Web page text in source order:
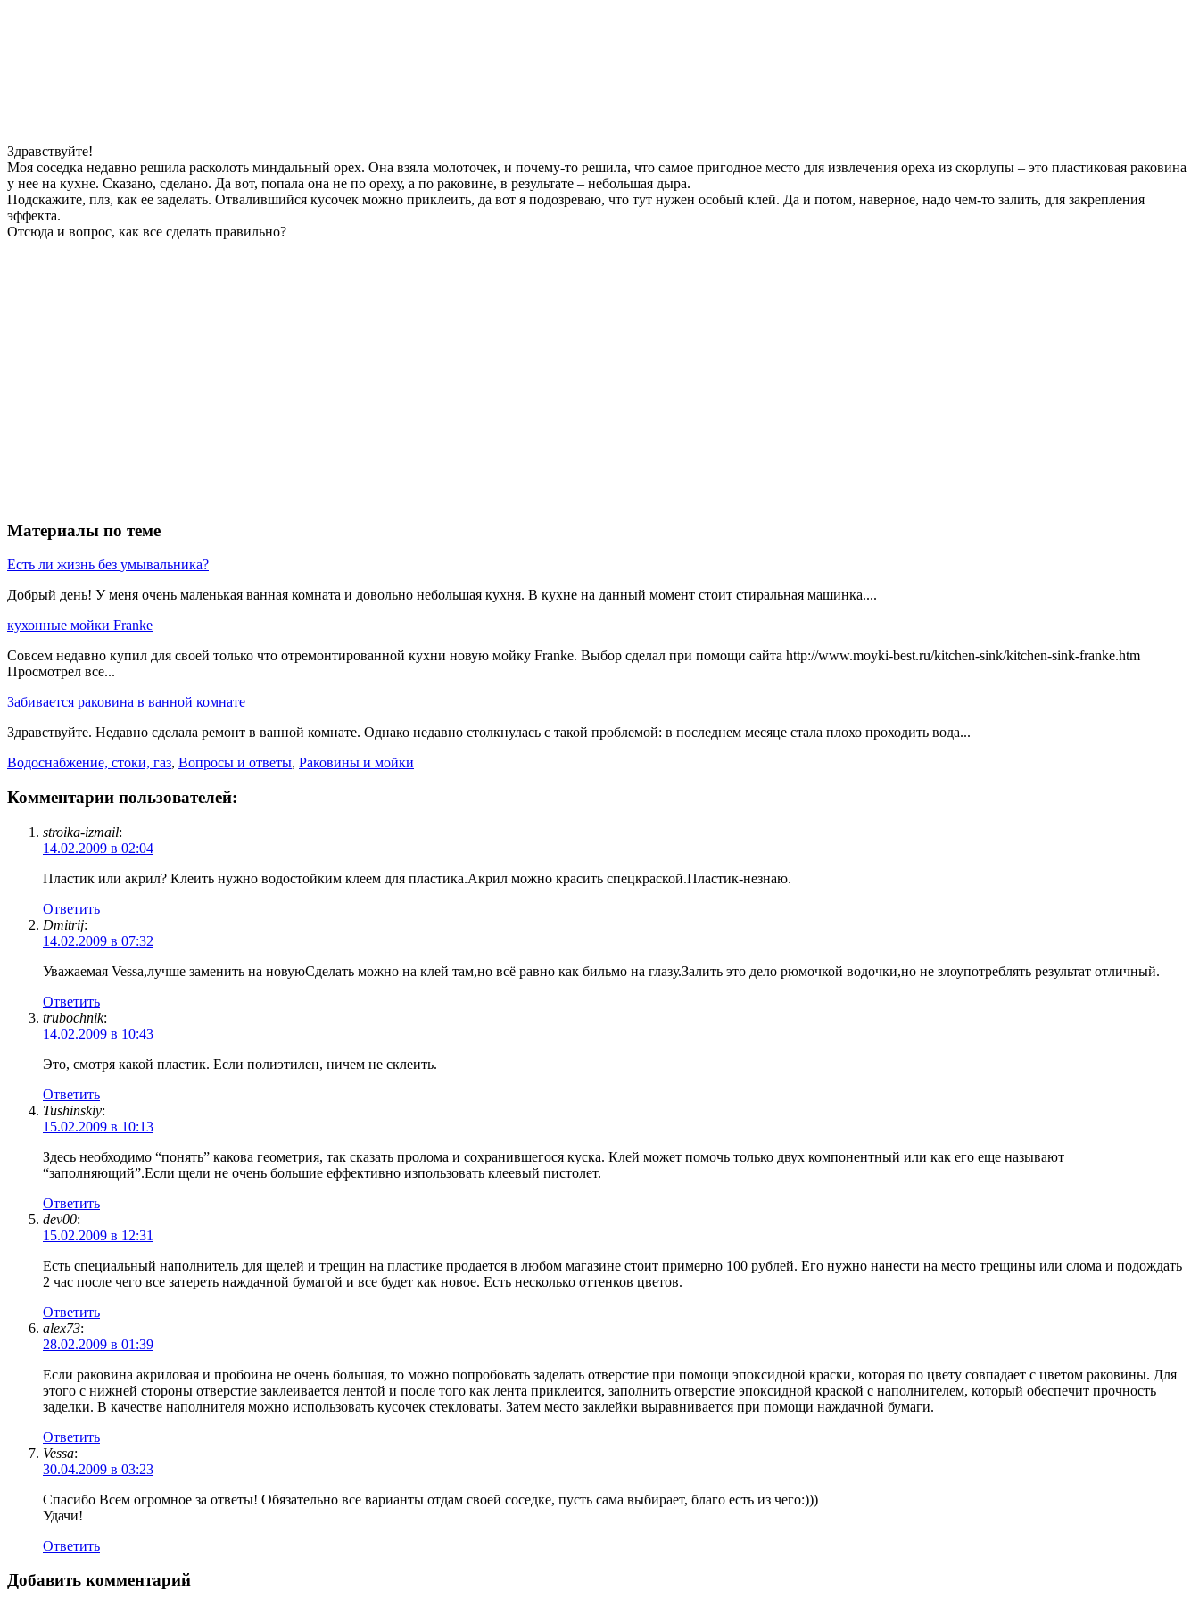
Здравствуйте!
Моя соседка недавно решила расколоть миндальный орех. Она взяла молоточек, и почему-то решила, что самое пригодное место для извлечения ореха из скорлупы – это пластиковая раковина
у нее на кухне. Сказано, сделано. Да вот, попала она не по ореху, а по раковине, в результате – небольшая дыра.
Подскажите, плз, как ее заделать. Отвалившийся кусочек можно приклеить, да вот я подозреваю, что тут нужен особый клей. Да и потом, наверное, надо чем-то залить, для закрепления
эффекта.
Отсюда и вопрос, как все сделать правильно?
Материалы по теме
Есть ли жизнь без умывальника?
Добрый день! У меня очень маленькая ванная комната и довольно небольшая кухня. В кухне на данный момент стоит стиральная машинка....
кухонные мойки Franke
Совсем недавно купил для своей только что отремонтированной кухни новую мойку Franke. Выбор сделал при помощи сайта http://www.moyki-best.ru/kitchen-sink/kitchen-sink-franke.htm
Просмотрел все...
Забивается раковина в ванной комнате
Здравствуйте. Недавно сделала ремонт в ванной комнате. Однако недавно столкнулась с такой проблемой: в последнем месяце стала плохо проходить вода...
Водоснабжение, стоки, газ, Вопросы и ответы, Раковины и мойки
Комментарии пользователей:
stroika-izmail:
14.02.2009 в 02:04
Пластик или акрил? Клеить нужно водостойким клеем для пластика.Акрил можно красить спецкраской.Пластик-незнаю.
Ответить
Dmitrij:
14.02.2009 в 07:32
Уважаемая Vessa,лучше заменить на новуюСделать можно на клей там,но всё равно как бильмо на глазу.Залить это дело рюмочкой водочки,но не злоупотреблять результат отличный.
Ответить
trubochnik:
14.02.2009 в 10:43
Это, смотря какой пластик. Если полиэтилен, ничем не склеить.
Ответить
Tushinskiy:
15.02.2009 в 10:13
Здесь необходимо “понять” какова геометрия, так сказать пролома и сохранившегося куска. Клей может помочь только двух компонентный или как его еще называют
“заполняющий”.Если щели не очень большие еффективно изпользовать клеевый пистолет.
Ответить
dev00:
15.02.2009 в 12:31
Есть специальный наполнитель для щелей и трещин на пластике продается в любом магазине стоит примерно 100 рублей. Его нужно нанести на место трещины или слома и подождать
2 час после чего все затереть наждачной бумагой и все будет как новое. Есть несколько оттенков цветов.
Ответить
alex73:
28.02.2009 в 01:39
Если раковина акриловая и пробоина не очень большая, то можно попробовать заделать отверстие при помощи эпоксидной краски, которая по цвету совпадает с цветом раковины. Для
этого с нижней стороны отверстие заклеивается лентой и после того как лента приклеится, заполнить отверстие эпоксидной краской с наполнителем, который обеспечит прочность
заделки. В качестве наполнителя можно использовать кусочек стекловаты. Затем место заклейки выравнивается при помощи наждачной бумаги.
Ответить
Vessa:
30.04.2009 в 03:23
Спасибо Всем огромное за ответы! Обязательно все варианты отдам своей соседке, пусть сама выбирает, благо есть из чего:)))
Удачи!
Ответить
Добавить комментарий